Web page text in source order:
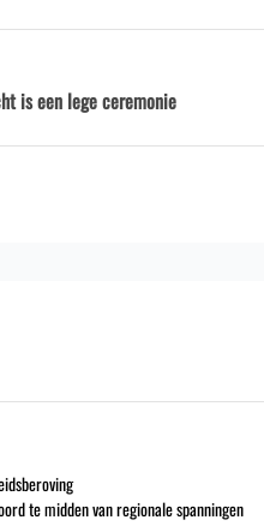
is een lege ceremonie
te midden van regionale spanningen